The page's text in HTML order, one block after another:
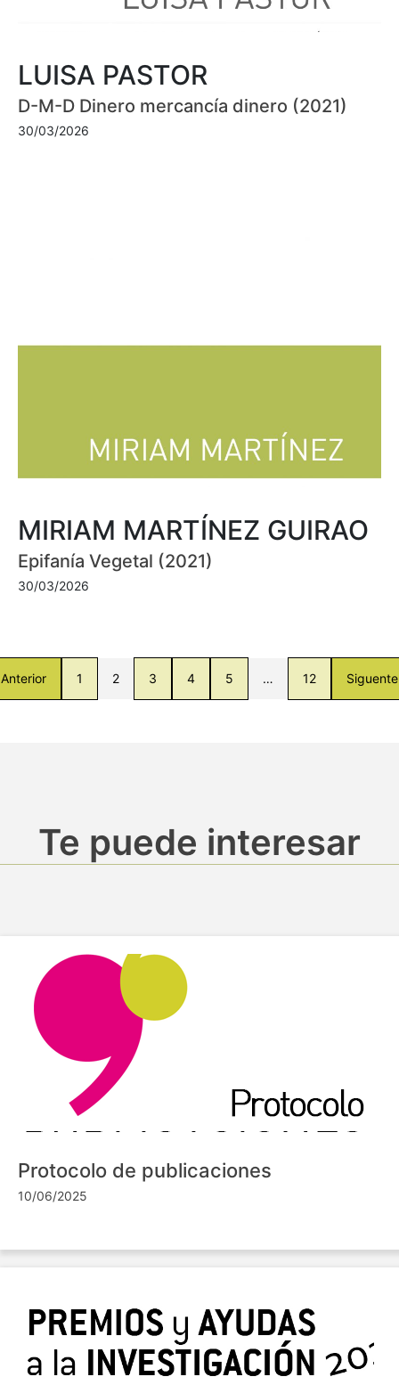
LUISA PASTOR
D-M-D Dinero mercancía dinero (2021)
30/03/2026
MIRIAM MARTÍNEZ GUIRAO
Epifanía Vegetal (2021)
30/03/2026
Anterior 1 2 3 4 5 … 12 Siguente
Te puede interesar
Protocolo de publicaciones
10/06/2025